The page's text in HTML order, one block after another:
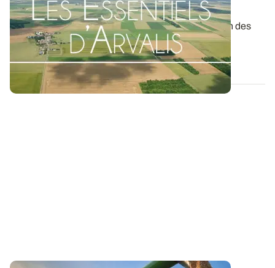
antigerminatifs ?
La gamme de produits pour contrôler la germination des
tubercules au stockage s’est...
04 NOV. 2025